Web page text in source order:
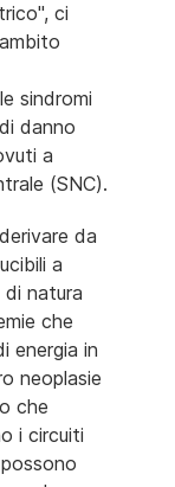
ci
sindromi
danno
a
(SNC).
da
a
di natura
che
energia in
neoplasie
che
i circuiti